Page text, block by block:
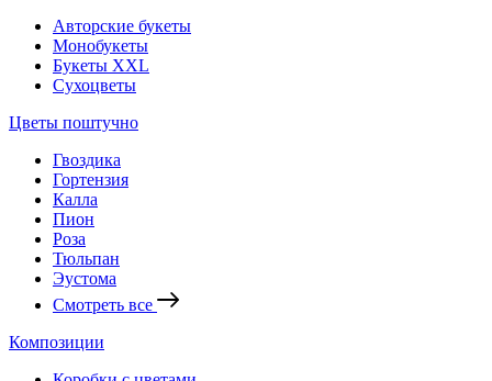
Авторские букеты
Монобукеты
Букеты XXL
Сухоцветы
Цветы поштучно
Гвоздика
Гортензия
Калла
Пион
Роза
Тюльпан
Эустома
Смотреть все
Композиции